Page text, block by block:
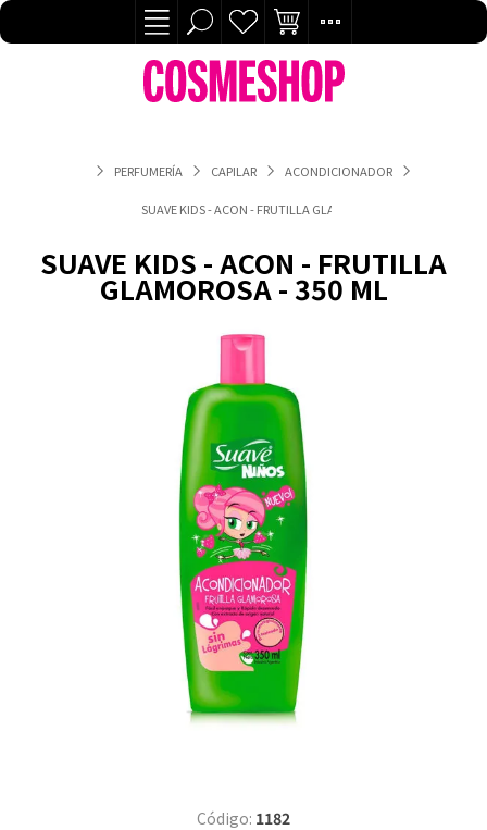
PERFUMERÍA CAPILAR ACONDICIONADOR
SUAVE KIDS - ACON - FRUTILLA GLAMOROSA - 350 ML
SUAVE KIDS - ACON - FRUTILLA
GLAMOROSA - 350 ML
Código: 1182